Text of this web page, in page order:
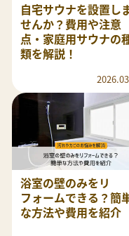
自宅サウナを設置し
せんか？費用や注意
点・家庭用サウナの
類を解説！
浴室の壁のみをリ
フォームできる？簡
な方法や費用を紹介